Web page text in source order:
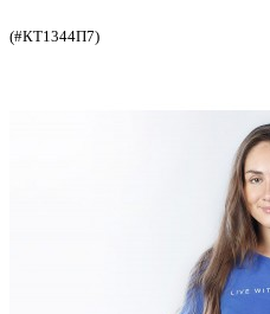
(#КТ1344П7)